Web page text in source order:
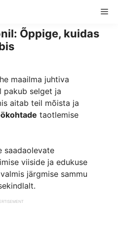
Õppige, kuidas
maailma juhtiva
pakub selget ja
aitab teil mõista ja
taotlemise
saadaolevate
viiside ja edukuse
järgmise sammu